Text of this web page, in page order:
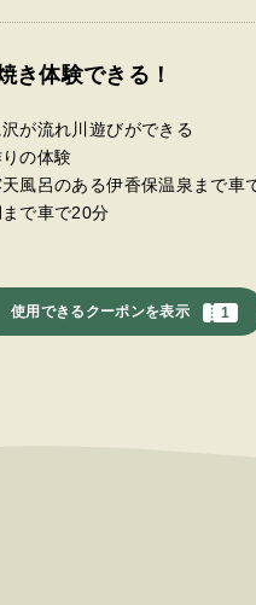
使用できるクーポンを表示 1
き体験できる！
が流れ川遊びができる
の体験
風呂のある伊香保温泉まで車
で車で20分